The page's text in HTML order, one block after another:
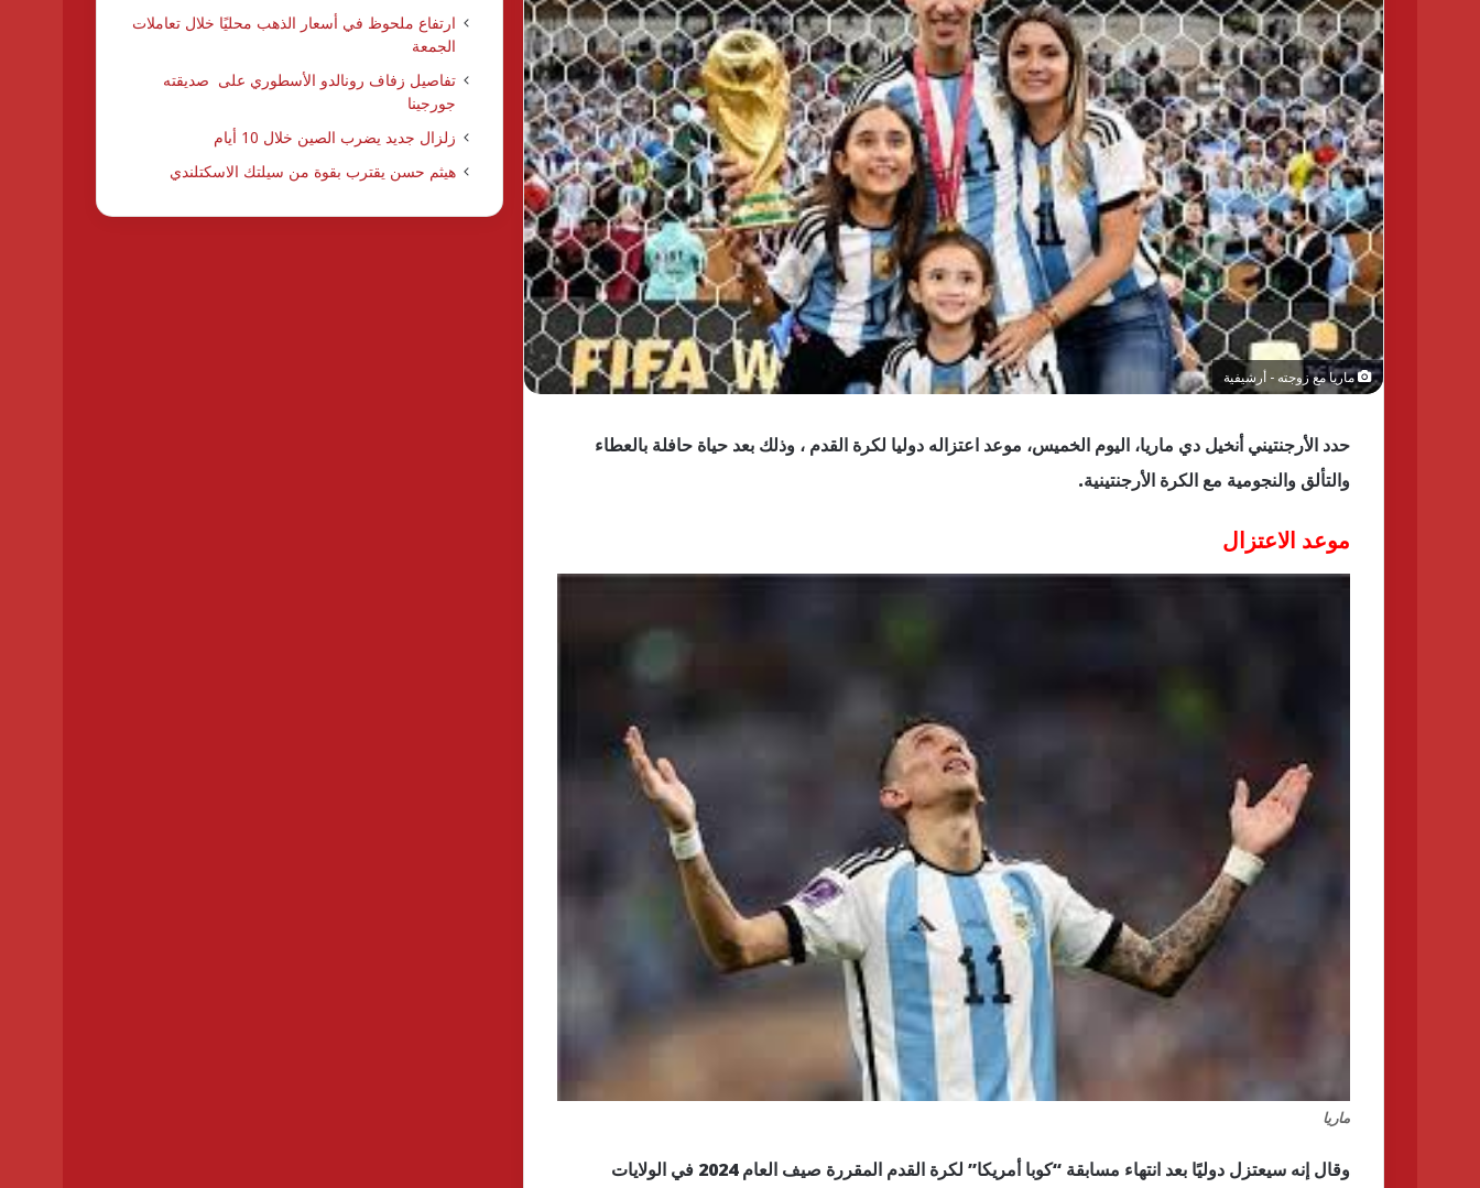
ماريا مع زوجته - أرشيفية
حدد الأرجنتيني أنخيل دي ماريا، اليوم الخميس، موعد اعتزاله دوليا لكرة القدم ، وذلك بعد حياة حافلة بالعطاء
والتألق والنجومية مع الكرة الأرجنتينية.
موعد الاعتزال
ماريا
وقال إنه سيعتزل دوليًا بعد انتهاء مسابقة “كوبا أمريكا” لكرة القدم المقررة صيف العام 2024 في الولايات
ارتفاع ملحوظ في أسعار الذهب محليًا خلال تعاملات
الجمعة
تفاصيل زفاف رونالدو الأسطوري على صديقته
جورجينا
زلزال جديد يضرب الصين خلال 10 أيام
هيثم حسن يقترب بقوة من سيلتك الاسكتلندي